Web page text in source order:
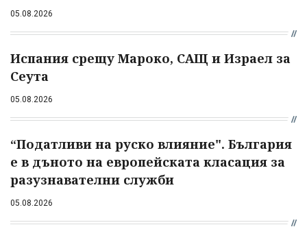
05.08.2026
Испания срещу Мароко, САЩ и Израел за
Сеута
05.08.2026
“Податливи на руско влияние". България
е в дъното на европейската класация за
разузнавателни служби
05.08.2026